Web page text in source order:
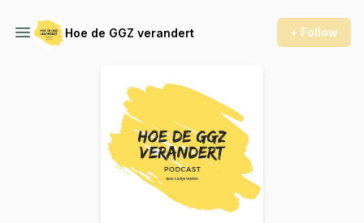
Hoe de GGZ verandert + Follow